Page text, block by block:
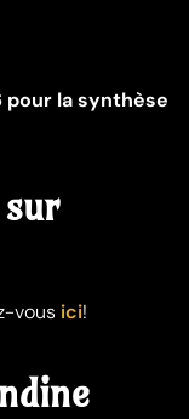
pour la synthèse
vous ici!